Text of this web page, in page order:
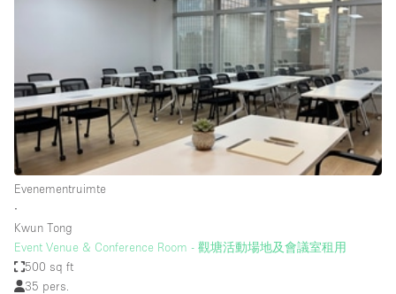
Restaurant / Bar / Café
Salon
Unieke ruimte
Vergaderruimte
Winkel delen
Winkelruimte in winkelcentrum
Evenementruimte
∙
Kwun Tong
Event Venue & Conference Room - 觀塘活動場地及會議室租用
500 sq ft
35 pers.